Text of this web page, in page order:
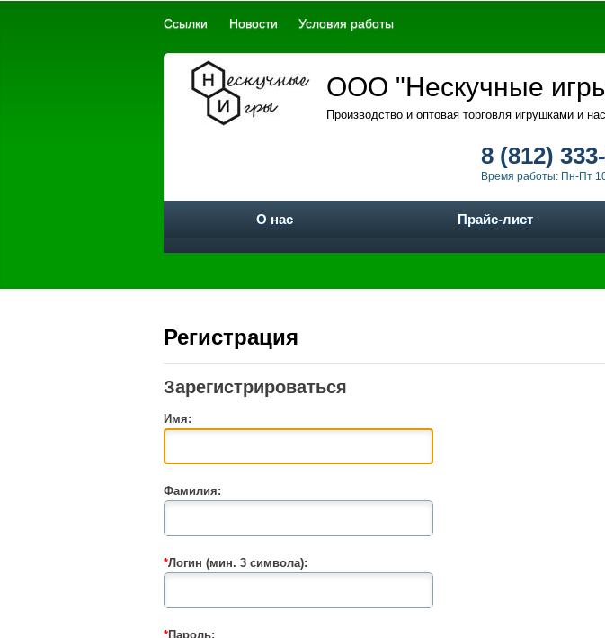
Ссылки Новости Условия работы
ООО "Нескучные
Производство и оптовая торговля игрушками и
8 (812)
Время работы: Пн-Пт
О нас Прайс-лист
Регистрация
Зарегистрироваться
Имя:
Фамилия:
*Логин (мин. 3 символа):
*Пароль: